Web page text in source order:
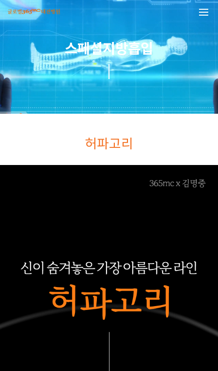
본문 바로가기
스페셜지방흡입
허파고리